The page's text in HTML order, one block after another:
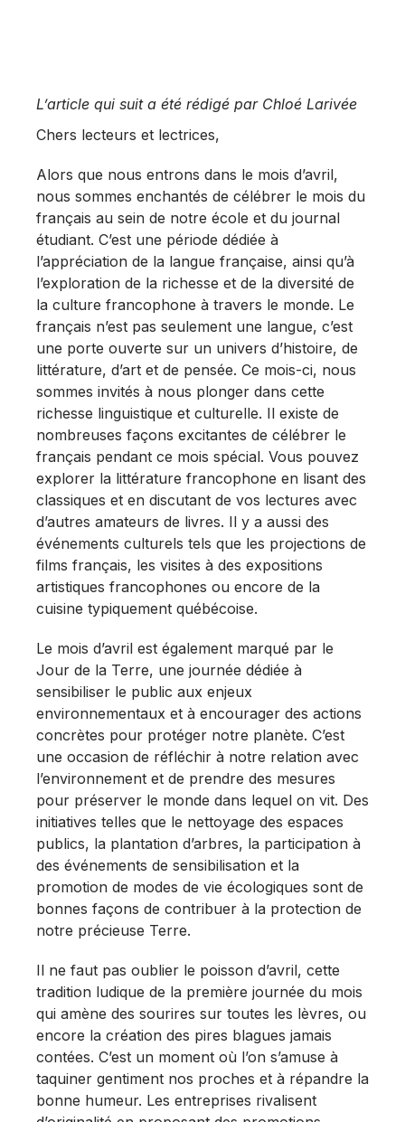
L’article qui suit a été rédigé par Chloé Larivée
Chers lecteurs et lectrices,
Alors que nous entrons dans le mois d’avril,
nous sommes enchantés de célébrer le mois du
français au sein de notre école et du journal
étudiant. C’est une période dédiée à
l’appréciation de la langue française, ainsi qu’à
l’exploration de la richesse et de la diversité de
la culture francophone à travers le monde. Le
français n’est pas seulement une langue, c’est
une porte ouverte sur un univers d’histoire, de
littérature, d’art et de pensée. Ce mois-ci, nous
sommes invités à nous plonger dans cette
richesse linguistique et culturelle. Il existe de
nombreuses façons excitantes de célébrer le
français pendant ce mois spécial. Vous pouvez
explorer la littérature francophone en lisant des
classiques et en discutant de vos lectures avec
d’autres amateurs de livres. Il y a aussi des
événements culturels tels que les projections de
films français, les visites à des expositions
artistiques francophones ou encore de la
cuisine typiquement québécoise.
Le mois d’avril est également marqué par le
Jour de la Terre, une journée dédiée à
sensibiliser le public aux enjeux
environnementaux et à encourager des actions
concrètes pour protéger notre planète. C’est
une occasion de réfléchir à notre relation avec
l’environnement et de prendre des mesures
pour préserver le monde dans lequel on vit. Des
initiatives telles que le nettoyage des espaces
publics, la plantation d’arbres, la participation à
des événements de sensibilisation et la
promotion de modes de vie écologiques sont de
bonnes façons de contribuer à la protection de
notre précieuse Terre.
Il ne faut pas oublier le poisson d’avril, cette
tradition ludique de la première journée du mois
qui amène des sourires sur toutes les lèvres, ou
encore la création des pires blagues jamais
contées. C’est un moment où l’on s’amuse à
taquiner gentiment nos proches et à répandre la
bonne humeur. Les entreprises rivalisent